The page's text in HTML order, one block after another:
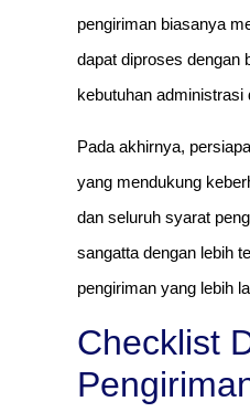
pengiriman biasanya
dapat diproses dengan
kebutuhan administrasi
Pada akhirnya,
yang mendukung
dan seluruh syarat
sangatta dengan lebih
pengiriman yang lebih
Checklist